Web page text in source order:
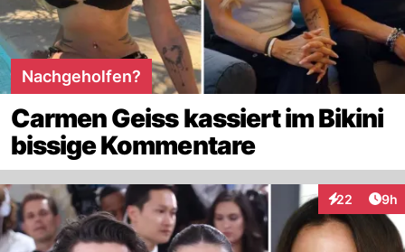
Nachgeholfen?
Carmen Geiss kassiert im Bikini
bissige Kommentare
22
Interaktionen
9h